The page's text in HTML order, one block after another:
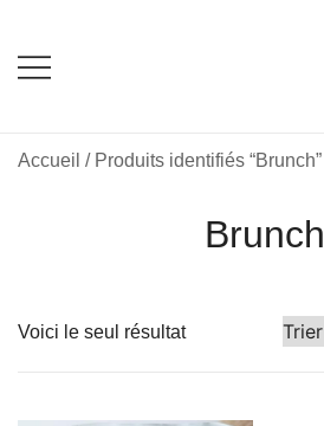
content
Accueil / Produits identifiés “Brunch”
Brunch
Voici le seul résultat